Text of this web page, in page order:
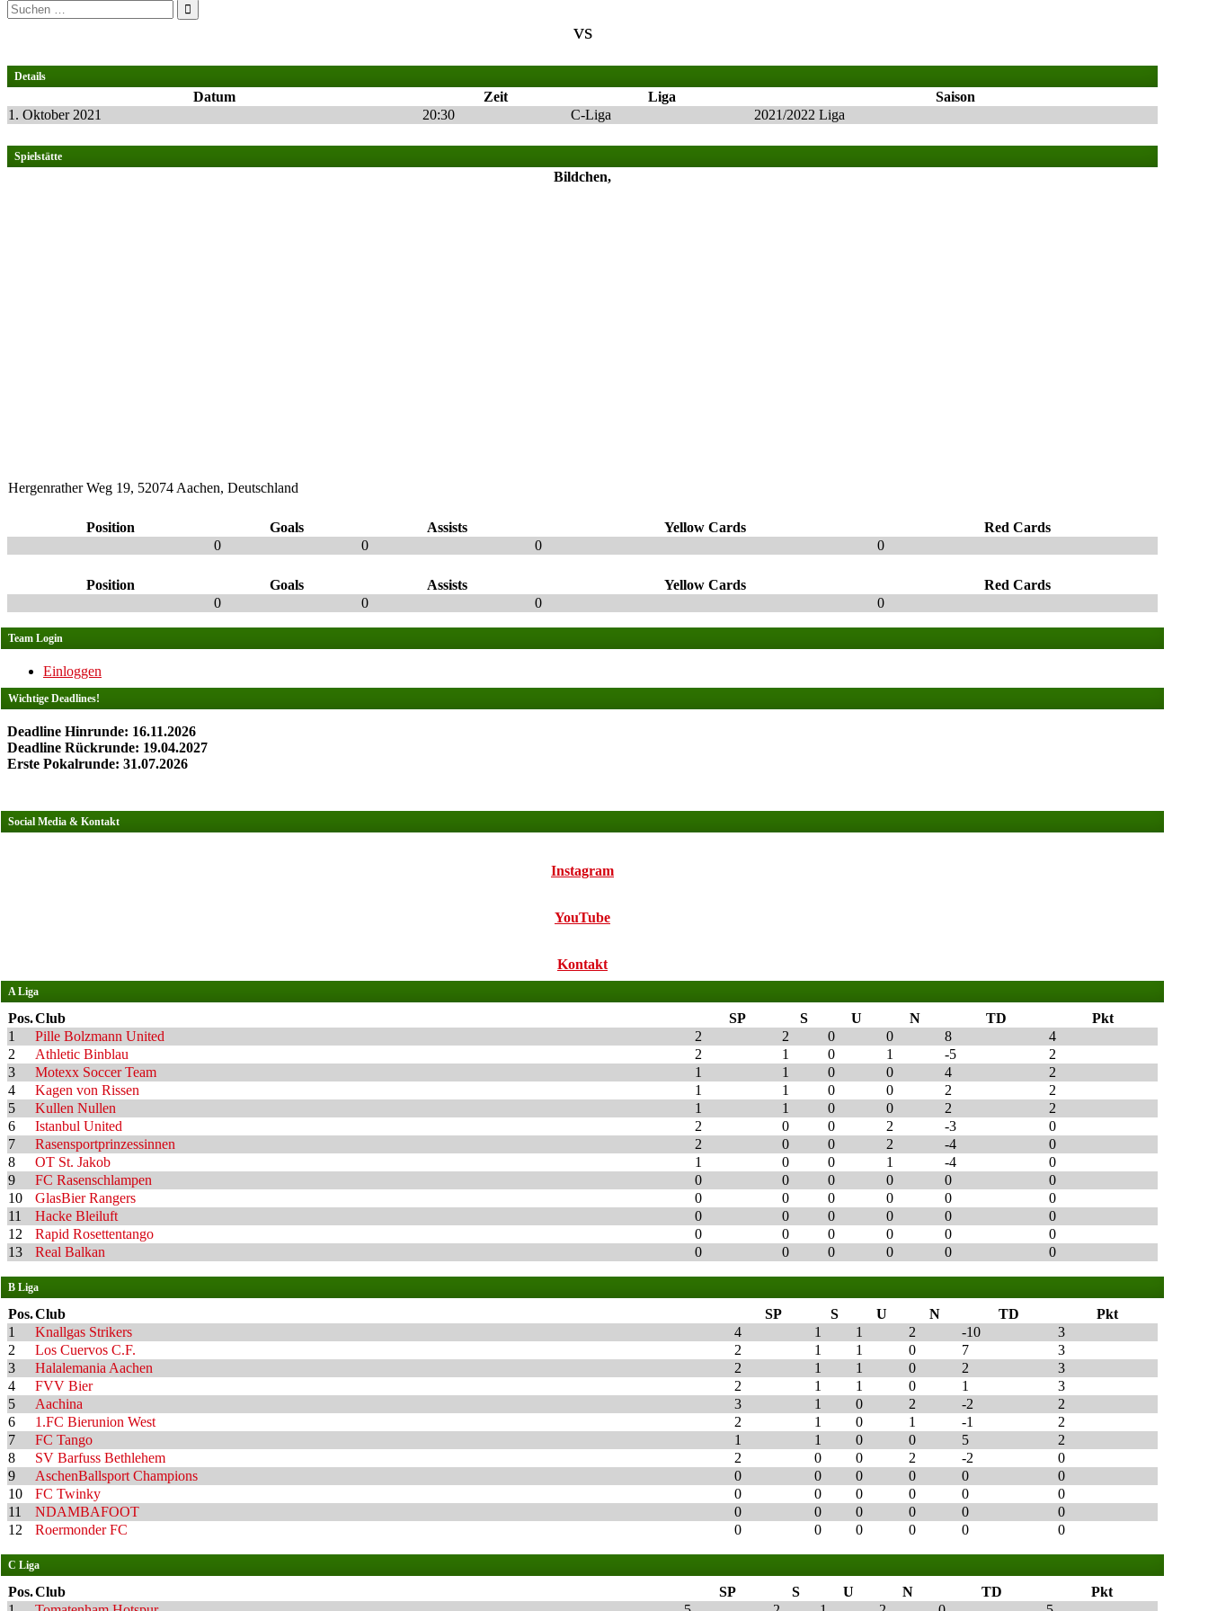
Suchen
nach:
vs
Details
Datum Zeit Liga
Saison
1. Oktober 2021
20:30 C-Liga 2021/2022 Liga
Spielstätte
Bildchen,
Hergenrather Weg 19, 52074 Aachen, Deutschland
Position Goals Assists Yellow Cards
Red Cards
0
0 0 0
Position Goals Assists Yellow Cards
Red Cards
0
0 0 0
Team Login
Einloggen
Wichtige Deadlines!
Deadline Hinrunde: 16.11.2026
Deadline Rückrunde: 19.04.2027
Erste Pokalrunde: 31.07.2026
Social Media & Kontakt
Instagram
YouTube
Kontakt
A Liga
Pos.Club SP S U N TD
Pkt
1
Pille Bolzmann United 2 2 0 0 8
4
2
Athletic Binblau 2 1 0 1 -5
2
3
Motexx Soccer Team 1 1 0 0 4
2
4
Kagen von Rissen 1 1 0 0 2
2
5
Kullen Nullen 1 1 0 0 2
2
6
Istanbul United 2 0 0 2 -3
0
7
Rasensportprinzessinnen 2 0 0 2 -4
0
8
OT St. Jakob 1 0 0 1 -4
0
9
FC Rasenschlampen 0 0 0 0 0
0
10
GlasBier Rangers 0 0 0 0 0
0
11
Hacke Bleiluft 0 0 0 0 0
0
12
Rapid Rosettentango 0 0 0 0 0
0
13
Real Balkan 0 0 0 0 0 0
B Liga
Pos.Club SP S U N TD
Pkt
1
Knallgas Strikers 4 1 1 2 -10
3
2
Los Cuervos C.F. 2 1 1 0 7
3
3
Halalemania Aachen 2 1 1 0 2
3
4
FVV Bier 2 1 1 0 1
3
5
Aachina 3 1 0 2 -2
2
6
1.FC Bierunion West 2 1 0 1 -1
2
7
FC Tango 1 1 0 0 5
2
8
SV Barfuss Bethlehem 2 0 0 2 -2
0
9
AschenBallsport Champions 0 0 0 0 0
0
10
FC Twinky 0 0 0 0 0
0
11
NDAMBAFOOT 0 0 0 0 0
0
12
Roermonder FC 0 0 0 0 0 0
C Liga
Pos.Club SP S U N TD
Pkt